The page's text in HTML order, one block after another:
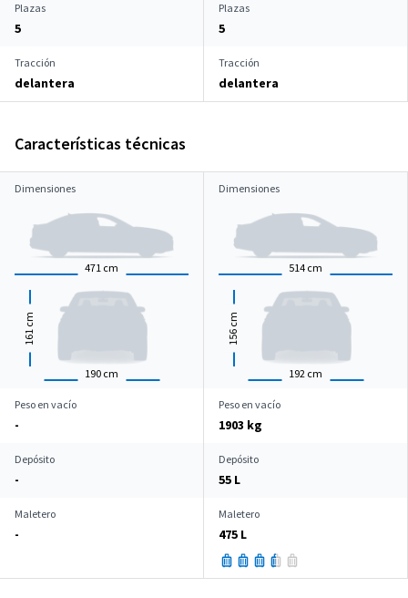
Plazas
5
Plazas
5
Tracción
delantera
Tracción
delantera
Características técnicas
Dimensiones
471 cm
190 cm
161
cm
Dimensiones
514 cm
192 cm
156
cm
Peso en vacío
-
Peso en vacío
1903 kg
Depósito
-
Depósito
55 L
Maletero
-
Maletero
475 L